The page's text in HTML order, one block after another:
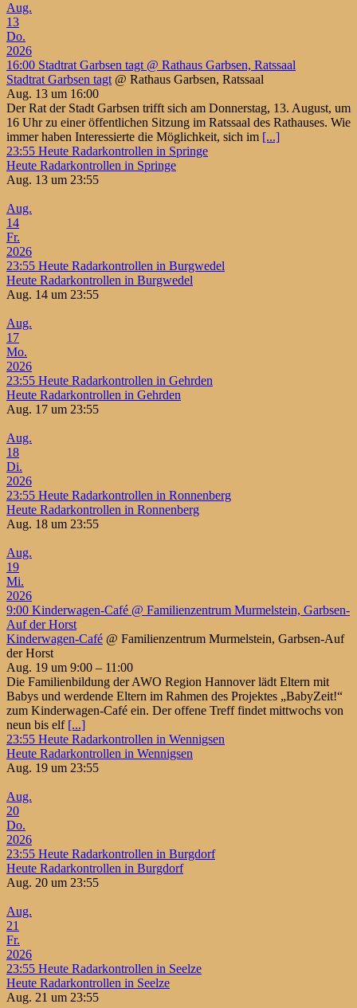
Aug.
13
Do.
2026
16:00 Stadtrat Garbsen tagt @ Rathaus Garbsen, Ratssaal
Stadtrat Garbsen tagt @ Rathaus Garbsen, Ratssaal
Aug. 13 um 16:00
Der Rat der Stadt Garbsen trifft sich am Donnerstag, 13. August, um
16 Uhr zu einer öffentlichen Sitzung im Ratssaal des Rathauses. Wie
immer haben Interessierte die Möglichkeit, sich im [...]
23:55 Heute Radarkontrollen in Springe
Heute Radarkontrollen in Springe
Aug. 13 um 23:55
Aug.
14
Fr.
2026
23:55 Heute Radarkontrollen in Burgwedel
Heute Radarkontrollen in Burgwedel
Aug. 14 um 23:55
Aug.
17
Mo.
2026
23:55 Heute Radarkontrollen in Gehrden
Heute Radarkontrollen in Gehrden
Aug. 17 um 23:55
Aug.
18
Di.
2026
23:55 Heute Radarkontrollen in Ronnenberg
Heute Radarkontrollen in Ronnenberg
Aug. 18 um 23:55
Aug.
19
Mi.
2026
9:00 Kinderwagen-Café @ Familienzentrum Murmelstein, Garbsen-
Auf der Horst
Kinderwagen-Café @ Familienzentrum Murmelstein, Garbsen-Auf
der Horst
Aug. 19 um 9:00 – 11:00
Die Familienbildung der AWO Region Hannover lädt Eltern mit
Babys und werdende Eltern im Rahmen des Projektes „BabyZeit!“
zum Kinderwagen-Café ein. Der offene Treff findet mittwochs von
neun bis elf [...]
23:55 Heute Radarkontrollen in Wennigsen
Heute Radarkontrollen in Wennigsen
Aug. 19 um 23:55
Aug.
20
Do.
2026
23:55 Heute Radarkontrollen in Burgdorf
Heute Radarkontrollen in Burgdorf
Aug. 20 um 23:55
Aug.
21
Fr.
2026
23:55 Heute Radarkontrollen in Seelze
Heute Radarkontrollen in Seelze
Aug. 21 um 23:55